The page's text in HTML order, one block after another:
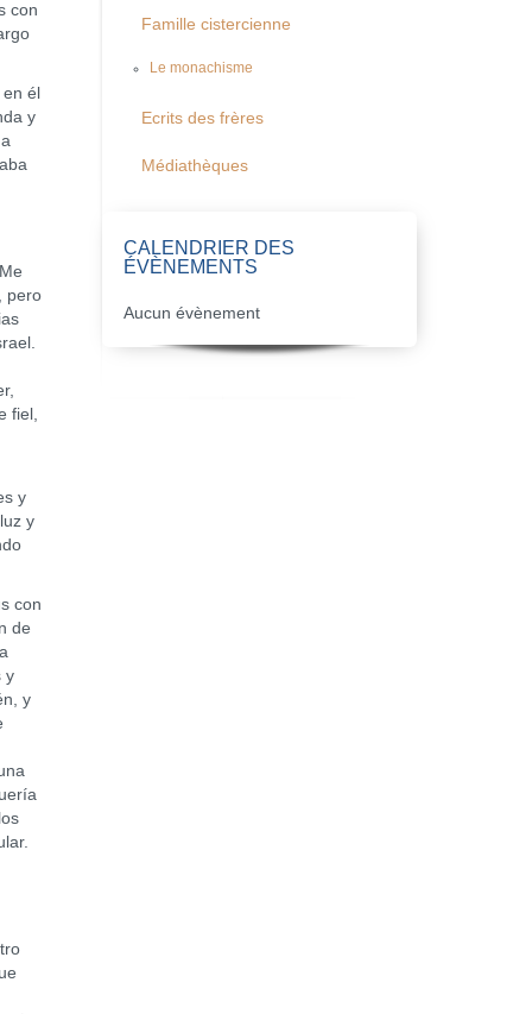
con
él
y
pero
fiel,
y
y
con
de
y
y
Famille cistercienne
Le monachisme
Ecrits des frères
Médiathèques
CALENDRIER DES
ÉVÈNEMENTS
Aucun évènement